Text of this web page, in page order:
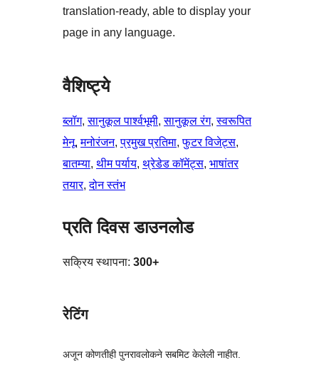
translation-ready, able to display your
page in any language.
वैशिष्ट्ये
ब्लॉग, सानुकूल पार्श्वभूमी, सानुकूल रंग, स्वरूपित
मेनू, मनोरंजन, प्रमुख प्रतिमा, फुटर विजेट्स
बातम्या, थीम पर्याय, थ्रेडेड कॉमेंट्स, भाषांतर
तयार, दोन स्तंभ
प्रति दिवस डाउनलोड
सक्रिय स्थापना: 300+
रेटिंग
अजून कोणतीही पुनरावलोकने सबमिट केलेली नाहीत.